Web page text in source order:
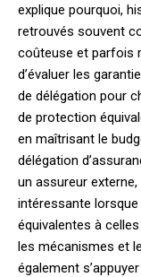
explique pourquoi,
retrouvés souvent
coûteuse et parfois
d’évaluer les
de délégation pour
de protection
en maîtrisant le
délégation
un assureur
intéressante
équivalentes à
les mécanismes et
également